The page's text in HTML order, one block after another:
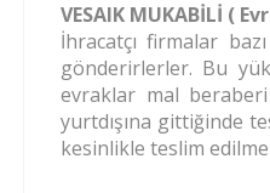
VESAIK MUKABİLİ (
İhracatçı firmalar
gönderirlerler. Bu
evraklar mal
yurtdışına gittiğinde
kesinlikle teslim